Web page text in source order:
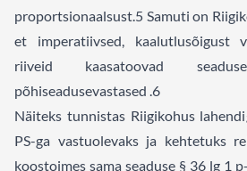
proportsionaalsust. 5 Samuti on
et imperatiivsed, kaalutlusõigust
riiveid kaasatoovad
põhiseadusevastased . 6
Näiteks tunnistas Riigikohus
PS-ga vastuolevaks ja kehtetuks
koostoimes sama seaduse § 36 lg 1